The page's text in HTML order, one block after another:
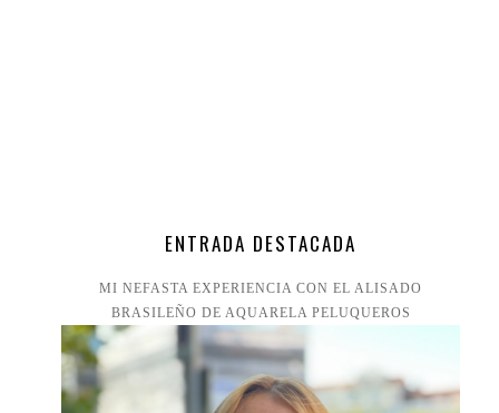
ENTRADA DESTACADA
MI NEFASTA EXPERIENCIA CON EL ALISADO
BRASILEÑO DE AQUARELA PELUQUEROS